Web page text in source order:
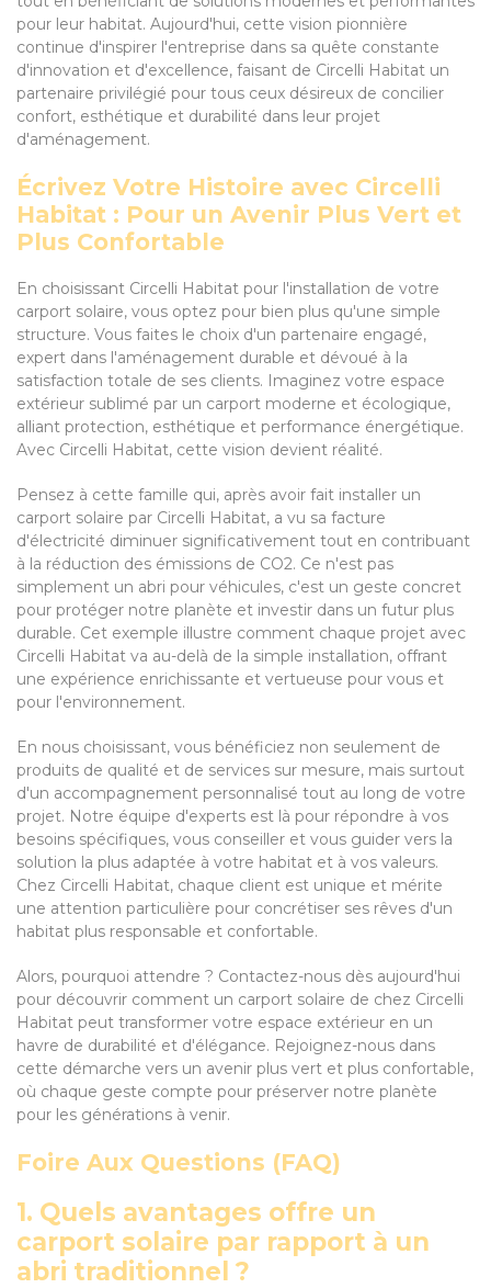
pour leur habitat. Aujourd'hui, cette vision pionnière
continue d'inspirer l'entreprise dans sa quête constante
d'innovation et d'excellence, faisant de Circelli Habitat un
partenaire privilégié pour tous ceux désireux de concilier
confort, esthétique et durabilité dans leur projet
d'aménagement.
Écrivez Votre Histoire avec Circelli
Habitat : Pour un Avenir Plus Vert et
Plus Confortable
En choisissant Circelli Habitat pour l'installation de votre
carport solaire, vous optez pour bien plus qu'une simple
structure. Vous faites le choix d'un partenaire engagé,
expert dans l'aménagement durable et dévoué à la
satisfaction totale de ses clients. Imaginez votre espace
extérieur sublimé par un carport moderne et écologique,
alliant protection, esthétique et performance énergétique.
Avec Circelli Habitat, cette vision devient réalité.
Pensez à cette famille qui, après avoir fait installer un
carport solaire par Circelli Habitat, a vu sa facture
d'électricité diminuer significativement tout en contribuant
à la réduction des émissions de CO2. Ce n'est pas
simplement un abri pour véhicules, c'est un geste concret
pour protéger notre planète et investir dans un futur plus
durable. Cet exemple illustre comment chaque projet avec
Circelli Habitat va au-delà de la simple installation, offrant
une expérience enrichissante et vertueuse pour vous et
pour l'environnement.
En nous choisissant, vous bénéficiez non seulement de
produits de qualité et de services sur mesure, mais surtout
d'un accompagnement personnalisé tout au long de votre
projet. Notre équipe d'experts est là pour répondre à vos
besoins spécifiques, vous conseiller et vous guider vers la
solution la plus adaptée à votre habitat et à vos valeurs.
Chez Circelli Habitat, chaque client est unique et mérite
une attention particulière pour concrétiser ses rêves d'un
habitat plus responsable et confortable.
Alors, pourquoi attendre ? Contactez-nous dès aujourd'hui
pour découvrir comment un carport solaire de chez Circelli
Habitat peut transformer votre espace extérieur en un
havre de durabilité et d'élégance. Rejoignez-nous dans
cette démarche vers un avenir plus vert et plus confortable,
où chaque geste compte pour préserver notre planète
pour les générations à venir.
Foire Aux Questions (FAQ)
1. Quels avantages offre un
carport solaire par rapport à un
abri traditionnel ?